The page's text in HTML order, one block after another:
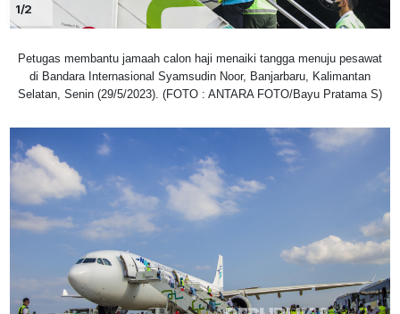
1/2
Petugas membantu jamaah calon haji menaiki tangga menuju pesawat
di Bandara Internasional Syamsudin Noor, Banjarbaru, Kalimantan
Selatan, Senin (29/5/2023). (FOTO : ANTARA FOTO/Bayu Pratama S)